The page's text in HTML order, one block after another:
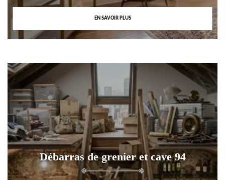
EN SAVOIR PLUS
Débarras de grenier et cave 94